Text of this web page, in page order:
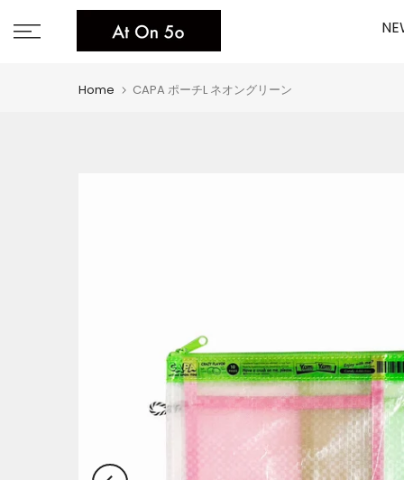
to
Home CAPA ポーチL ネオングリーン